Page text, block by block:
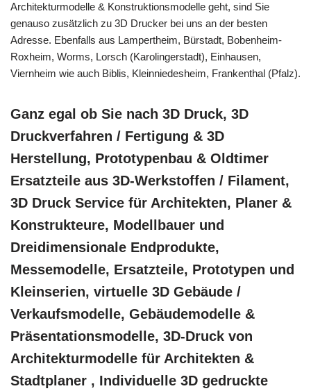
Architekturmodelle & Konstruktionsmodelle geht, sind Sie
genauso zusätzlich zu 3D Drucker bei uns an der besten
Adresse. Ebenfalls aus Lampertheim, Bürstadt, Bobenheim-
Roxheim, Worms, Lorsch (Karolingerstadt), Einhausen,
Viernheim wie auch Biblis, Kleinniedesheim, Frankenthal (Pfalz).
Ganz egal ob Sie nach 3D Druck, 3D
Druckverfahren / Fertigung & 3D
Herstellung, Prototypenbau & Oldtimer
Ersatzteile aus 3D-Werkstoffen / Filament,
3D Druck Service für Architekten, Planer &
Konstrukteure, Modellbauer und
Dreidimensionale Endprodukte,
Messemodelle, Ersatzteile, Prototypen und
Kleinserien, virtuelle 3D Gebäude /
Verkaufsmodelle, Gebäudemodelle &
Präsentationsmodelle, 3D-Druck von
Architekturmodelle für Architekten &
Stadtplaner , Individuelle 3D gedruckte